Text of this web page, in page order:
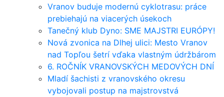
Vranov buduje modernú cyklotrasu: práce
prebiehajú na viacerých úsekoch
Tanečný klub Dyno: SME MAJSTRI EURÓPY!
Nová zvonica na Dlhej ulici: Mesto Vranov
nad Topľou šetrí vďaka vlastným údržbárom
6. ROČNÍK VRANOVSKÝCH MEDOVÝCH DNÍ
Mladí šachisti z vranovského okresu
vybojovali postup na majstrovstvá